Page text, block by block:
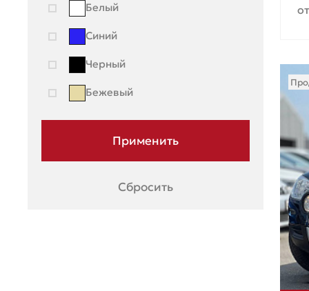
Mitsubishi
Moskvich
Nissan
OMODA
Белый
Синий
Черный
Бежевый
Сбросить